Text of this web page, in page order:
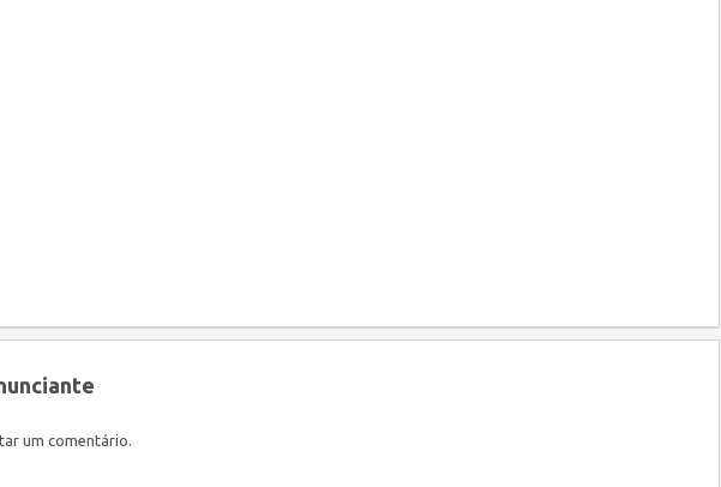
um comentário.